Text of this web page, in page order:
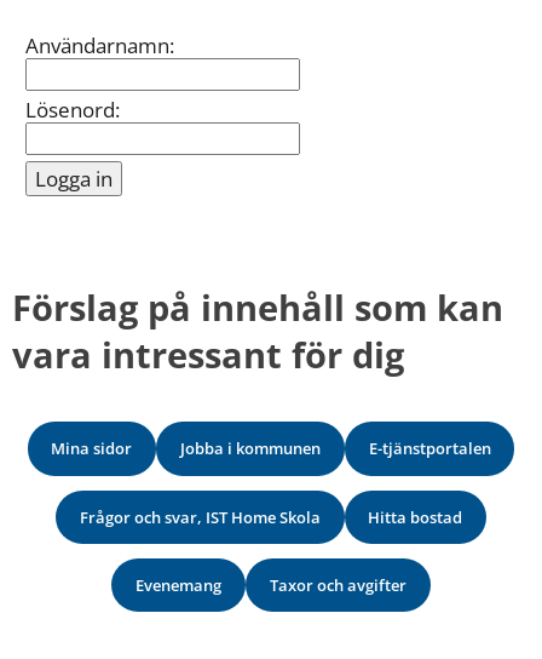
Inloggning
Användarnamn:
Lösenord:
Förslag på innehåll som kan
vara intressant för dig
Mina sidor Jobba i kommunen E-tjänstportalen
Frågor och svar, IST Home Skola Hitta bostad
Evenemang Taxor och avgifter
informationen
bättre
dig?
Webbadress
sidan